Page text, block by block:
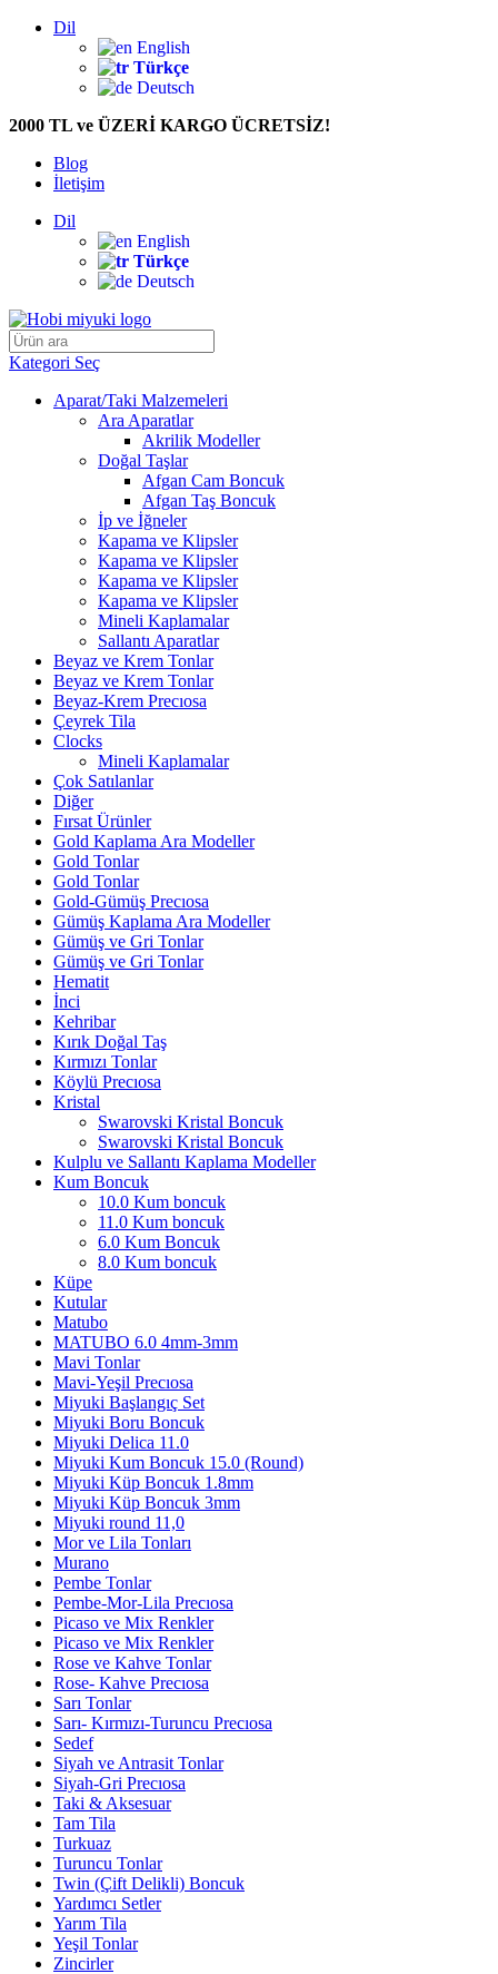
Dil
English
Türkçe
Deutsch
2000 TL ve ÜZERİ KARGO ÜCRETSİZ!
Blog
İletişim
Dil
English
Türkçe
Deutsch
Kategori Seç
Aparat/Taki Malzemeleri
Ara Aparatlar
Akrilik Modeller
Doğal Taşlar
Afgan Cam Boncuk
Afgan Taş Boncuk
İp ve İğneler
Kapama ve Klipsler
Kapama ve Klipsler
Kapama ve Klipsler
Kapama ve Klipsler
Mineli Kaplamalar
Sallantı Aparatlar
Beyaz ve Krem Tonlar
Beyaz ve Krem Tonlar
Beyaz-Krem Precıosa
Çeyrek Tila
Clocks
Mineli Kaplamalar
Çok Satılanlar
Diğer
Fırsat Ürünler
Gold Kaplama Ara Modeller
Gold Tonlar
Gold Tonlar
Gold-Gümüş Precıosa
Gümüş Kaplama Ara Modeller
Gümüş ve Gri Tonlar
Gümüş ve Gri Tonlar
Hematit
İnci
Kehribar
Kırık Doğal Taş
Kırmızı Tonlar
Köylü Precıosa
Kristal
Swarovski Kristal Boncuk
Swarovski Kristal Boncuk
Kulplu ve Sallantı Kaplama Modeller
Kum Boncuk
10.0 Kum boncuk
11.0 Kum boncuk
6.0 Kum Boncuk
8.0 Kum boncuk
Küpe
Kutular
Matubo
MATUBO 6.0 4mm-3mm
Mavi Tonlar
Mavi-Yeşil Precıosa
Miyuki Başlangıç Set
Miyuki Boru Boncuk
Miyuki Delica 11.0
Miyuki Kum Boncuk 15.0 (Round)
Miyuki Küp Boncuk 1.8mm
Miyuki Küp Boncuk 3mm
Miyuki round 11,0
Mor ve Lila Tonları
Murano
Pembe Tonlar
Pembe-Mor-Lila Precıosa
Picaso ve Mix Renkler
Picaso ve Mix Renkler
Rose ve Kahve Tonlar
Rose- Kahve Precıosa
Sarı Tonlar
Sarı- Kırmızı-Turuncu Precıosa
Sedef
Siyah ve Antrasit Tonlar
Siyah-Gri Precıosa
Taki & Aksesuar
Tam Tila
Turkuaz
Turuncu Tonlar
Twin (Çift Delikli) Boncuk
Yardımcı Setler
Yarım Tila
Yeşil Tonlar
Zincirler